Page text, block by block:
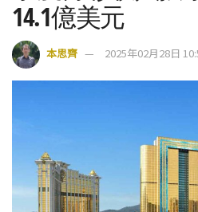
14.1億美元
本思齊 2025年02月28日